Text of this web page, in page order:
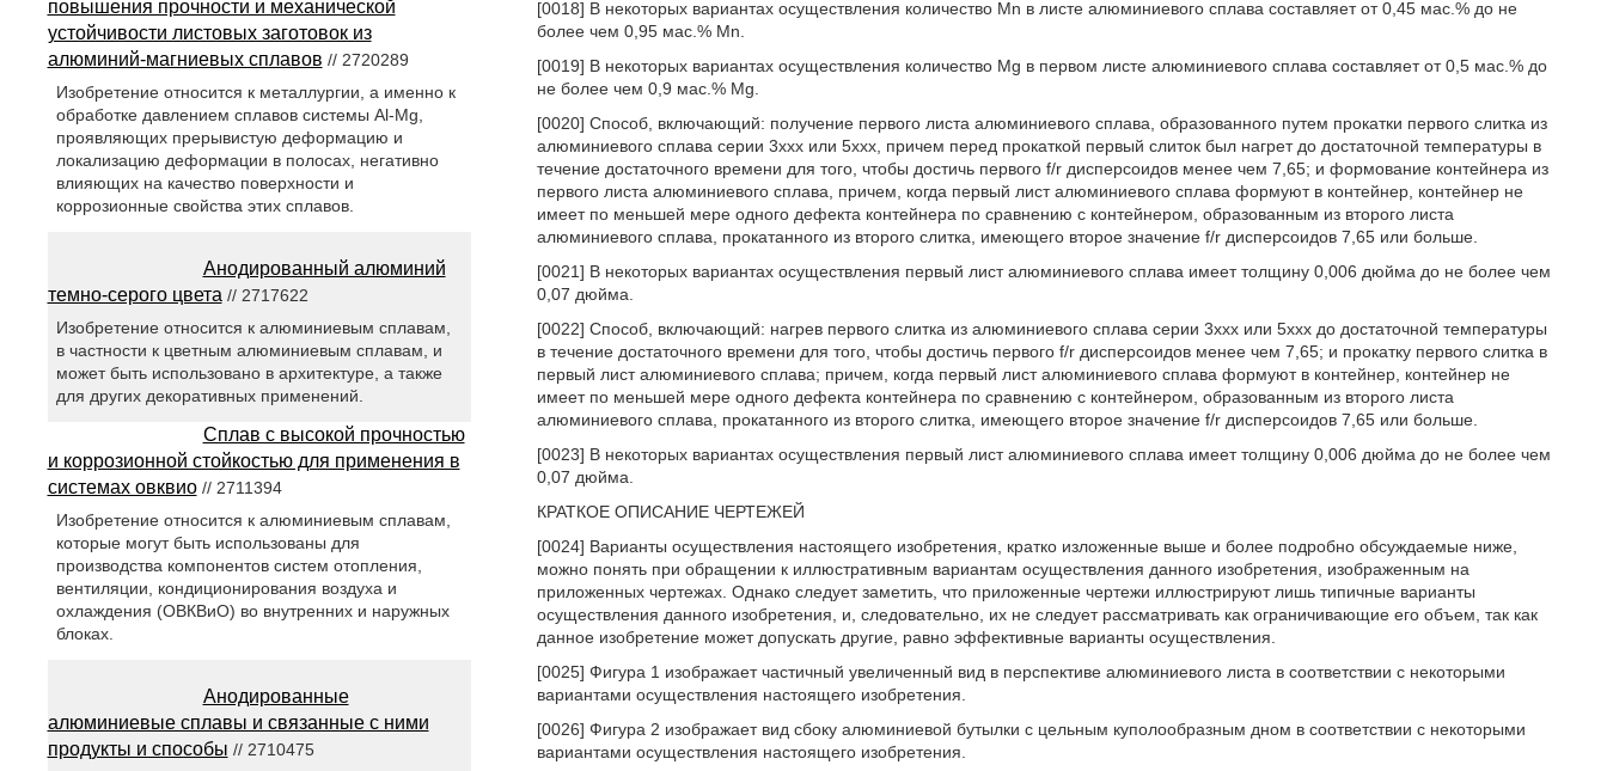
[0018] В некоторых вариантах осуществления количество Mn в листе алюминиевого сплава составляет от 0,45 мас.% до не
более чем 0,95 мас.% Mn.
[0019] В некоторых вариантах осуществления количество Mg в первом листе алюминиевого сплава составляет от 0,5 мас.% до
не более чем 0,9 мас.% Mg.
[0020] Способ, включающий: получение первого листа алюминиевого сплава, образованного путем прокатки первого слитка из
алюминиевого сплава серии 3ххх или 5ххх, причем перед прокаткой первый слиток был нагрет до достаточной температуры в
течение достаточного времени для того, чтобы достичь первого f/r дисперсоидов менее чем 7,65; и формование контейнера из
первого листа алюминиевого сплава, причем, когда первый лист алюминиевого сплава формуют в контейнер, контейнер не
имеет по меньшей мере одного дефекта контейнера по сравнению с контейнером, образованным из второго листа
алюминиевого сплава, прокатанного из второго слитка, имеющего второе значение f/r дисперсоидов 7,65 или больше.
[0021] В некоторых вариантах осуществления первый лист алюминиевого сплава имеет толщину 0,006 дюйма до не более чем
0,07 дюйма.
[0022] Способ, включающий: нагрев первого слитка из алюминиевого сплава серии 3ххх или 5ххх до достаточной температуры
в течение достаточного времени для того, чтобы достичь первого f/r дисперсоидов менее чем 7,65; и прокатку первого слитка в
первый лист алюминиевого сплава; причем, когда первый лист алюминиевого сплава формуют в контейнер, контейнер не
имеет по меньшей мере одного дефекта контейнера по сравнению с контейнером, образованным из второго листа
алюминиевого сплава, прокатанного из второго слитка, имеющего второе значение f/r дисперсоидов 7,65 или больше.
[0023] В некоторых вариантах осуществления первый лист алюминиевого сплава имеет толщину 0,006 дюйма до не более чем
0,07 дюйма.
КРАТКОЕ ОПИСАНИЕ ЧЕРТЕЖЕЙ
[0024] Варианты осуществления настоящего изобретения, кратко изложенные выше и более подробно обсуждаемые ниже,
можно понять при обращении к иллюстративным вариантам осуществления данного изобретения, изображенным на
приложенных чертежах. Однако следует заметить, что приложенные чертежи иллюстрируют лишь типичные варианты
осуществления данного изобретения, и, следовательно, их не следует рассматривать как ограничивающие его объем, так как
данное изобретение может допускать другие, равно эффективные варианты осуществления.
[0025] Фигура 1 изображает частичный увеличенный вид в перспективе алюминиевого листа в соответствии с некоторыми
вариантами осуществления настоящего изобретения.
[0026] Фигура 2 изображает вид сбоку алюминиевой бутылки с цельным куполообразным дном в соответствии с некоторыми
вариантами осуществления настоящего изобретения.
повышения прочности и механической
устойчивости листовых заготовок из
алюминий-магниевых сплавов // 2720289
Изобретение относится к металлургии, а именно к
обработке давлением сплавов системы Аl-Mg,
проявляющих прерывистую деформацию и
локализацию деформации в полосах, негативно
влияющих на качество поверхности и
коррозионные свойства этих сплавов.
Анодированный алюминий
темно-серого цвета // 2717622
Изобретение относится к алюминиевым сплавам,
в частности к цветным алюминиевым сплавам, и
может быть использовано в архитектуре, а также
для других декоративных применений.
Сплав с высокой прочностью
и коррозионной стойкостью для применения в
системах овквио// 2711394
Изобретение относится к алюминиевым сплавам,
которые могут быть использованы для
производства компонентов систем отопления,
вентиляции, кондиционирования воздуха и
охлаждения (ОВКВиО) во внутренних и наружных
блоках.
Анодированные
алюминиевые сплавы и связанные с ними
продукты и способы // 2710475